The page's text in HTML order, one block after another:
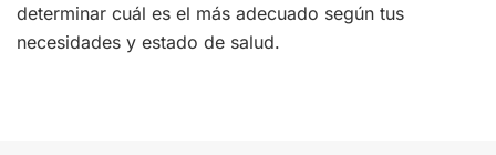
determinar cuál es el más adecuado según tus
necesidades y estado de salud.